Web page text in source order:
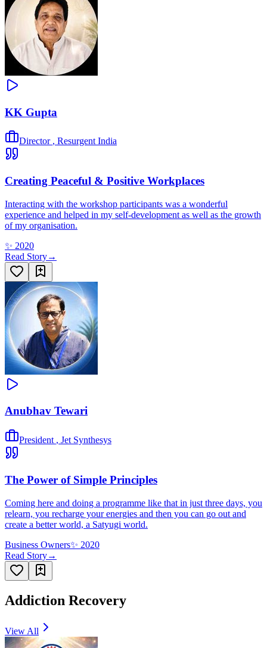
KK Gupta
Director , Resurgent India
Creating Peaceful & Positive Workplaces
Interacting with the workshop participants was a wonderful
experience and helped in my self-development as well as the growth
of my organisation.
✨ 2020
Read Story→
Anubhav Tewari
President , Jet Synthesys
The Power of Simple Principles
Coming here and doing a programme like that in just three days, you
relearn, you recharge your energies and then you can go out and
create a better world, a Satyugi world.
Business Owners✨ 2020
Read Story→
Addiction Recovery
View All